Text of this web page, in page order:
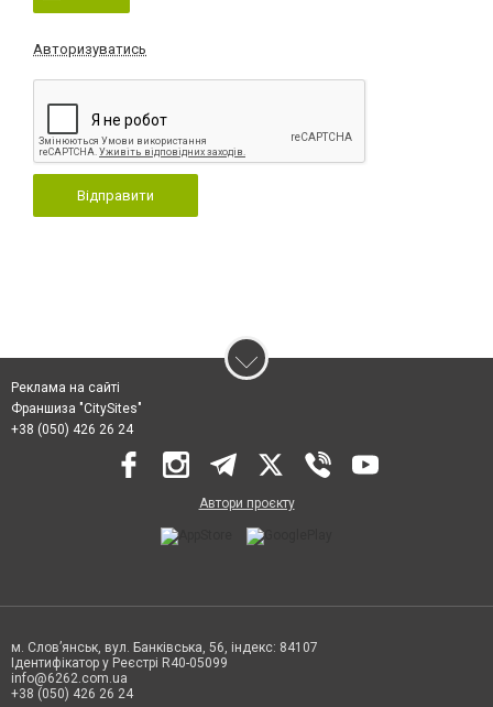
Авторизуватись
Відправити
Реклама на сайті
Франшиза "CitySites"
+38 (050) 426 26 24
Автори проєкту
м. Слов’янськ, вул. Банківська, 56, індекс: 84107
Ідентифікатор у Реєстрі R40-05099
info@6262.com.ua
+38 (050) 426 26 24